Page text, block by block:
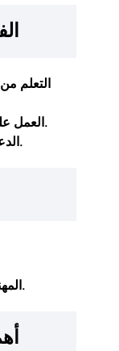
التعلم
العمل تمنحك البرامج فرصة العمل على دراسة حالات حقيقية لتكتسب خبرة عملية.
توفر لك بعض الجامعات خدمات استشارية لدعم إطلاق مشروعك الخاص.
إذا كنت ترغب في الانتقال إلى عالم ريادة الأعمال.